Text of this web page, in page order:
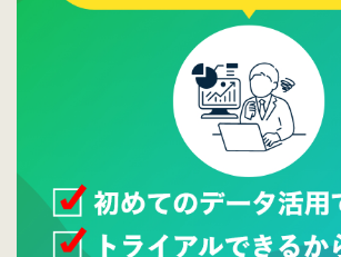
2015/09/28
ウレコンが機能拡充し、サ
しました。⇒
ウレコン
Facebookページを開設しま
ら。
ウレコンサイトリリースし